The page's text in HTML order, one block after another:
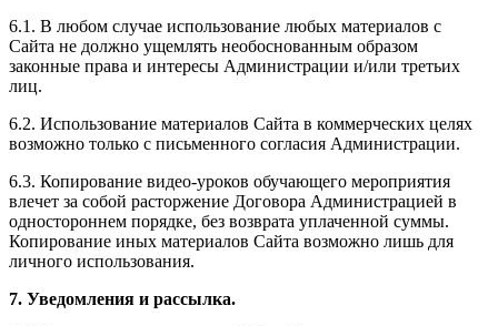
6.1. В любом случае использование любых материалов с
Сайта не должно ущемлять необоснованным образом
законные права и интересы Администрации и/или третьих
лиц.
6.2. Использование материалов Сайта в коммерческих целях
возможно только с письменного согласия Администрации.
6.3. Копирование видео-уроков обучающего мероприятия
влечет за собой расторжение Договора Администрацией в
одностороннем порядке, без возврата уплаченной суммы.
Копирование иных материалов Сайта возможно лишь для
личного использования.
7. Уведомления и рассылка.